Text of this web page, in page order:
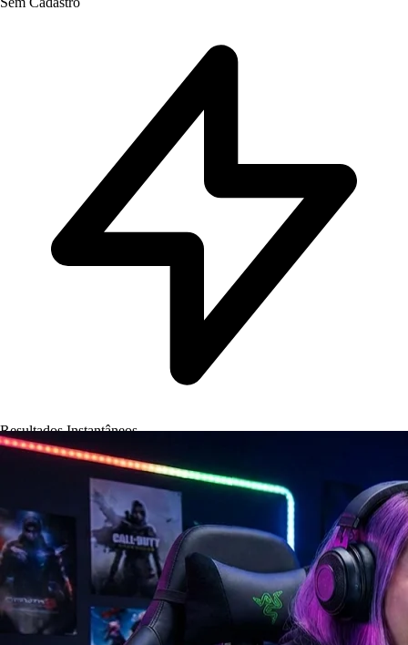
Resultados Instantâneos